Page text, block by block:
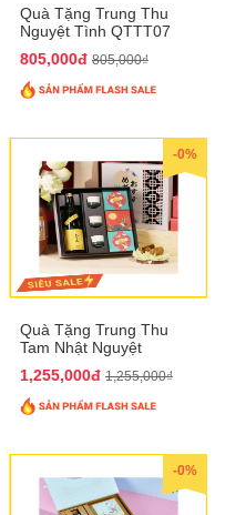
Quà Tặng Trung Thu
Nguyệt Tình QTTT07
805,000đ 805,000₫
-0%
Quà Tặng Trung Thu
Tam Nhật Nguyệt
1,255,000đ 1,255,000₫
-0%